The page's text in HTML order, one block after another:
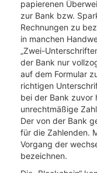
papierenen
zur Bank bzw.
Rechnungen zu
in manchen
„Zwei-
der Bank nur
auf dem Formular
richtigen
bei der Bank zuvor
unrechtmäßige
Der von der Bank
für die Zahlenden.
Vorgang der
bezeichnen.